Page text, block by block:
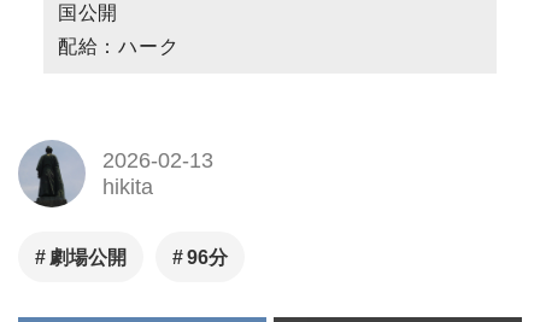
国公開
配給：ハーク
2026-02-13
hikita
劇場公開 96分